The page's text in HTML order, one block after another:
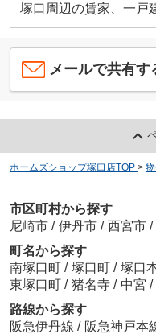
塚口周辺の賃家、一戸
メールで共有す
ホームズショップ塚口店TOP >
市区町村から探す
尼崎市 / 伊丹市 / 西宮市 /
町名から探す
南塚口町 / 塚口町 / 塚口
東塚口町 / 猪名寺 / 中宮 /
路線から探す
阪急伊丹線 / 阪急神戸本